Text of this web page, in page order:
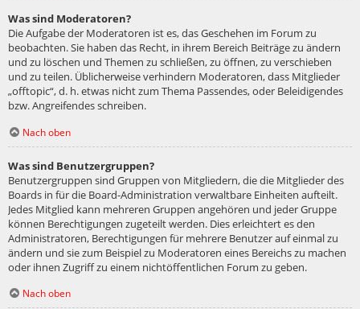
Was sind Moderatoren?
Die Aufgabe der Moderatoren ist es, das Geschehen im Forum zu
beobachten. Sie haben das Recht, in ihrem Bereich Beiträge zu ändern
und zu löschen und Themen zu schließen, zu öffnen, zu verschieben
und zu teilen. Üblicherweise verhindern Moderatoren, dass Mitglieder
„offtopic“, d. h. etwas nicht zum Thema Passendes, oder Beleidigendes
bzw. Angreifendes schreiben.
Nach oben
Was sind Benutzergruppen?
Benutzergruppen sind Gruppen von Mitgliedern, die die Mitglieder des
Boards in für die Board-Administration verwaltbare Einheiten aufteilt.
Jedes Mitglied kann mehreren Gruppen angehören und jeder Gruppe
können Berechtigungen zugeteilt werden. Dies erleichtert es den
Administratoren, Berechtigungen für mehrere Benutzer auf einmal zu
ändern und sie zum Beispiel zu Moderatoren eines Bereichs zu machen
oder ihnen Zugriff zu einem nichtöffentlichen Forum zu geben.
Nach oben